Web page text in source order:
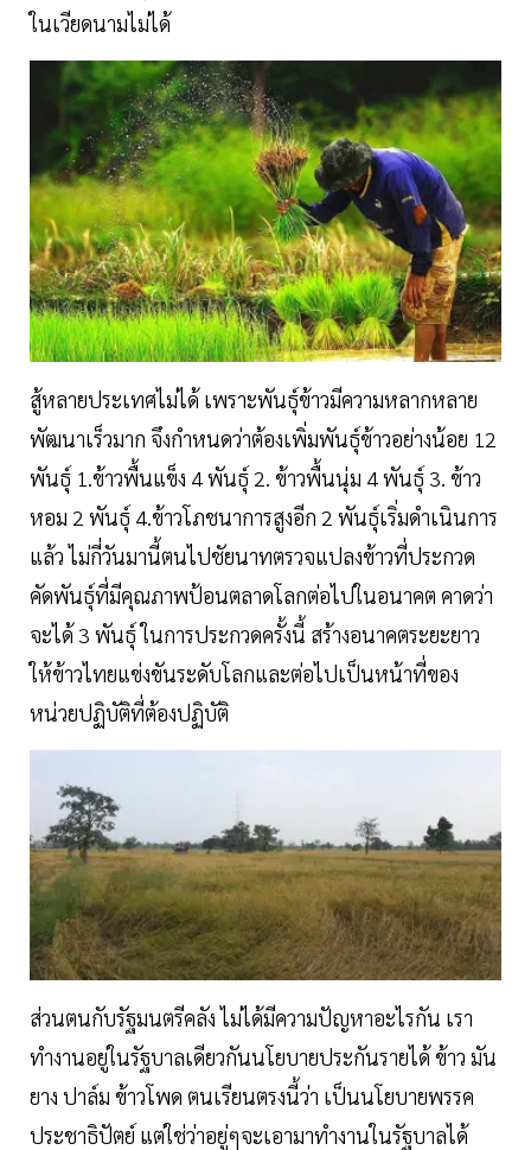
ในเวียดนามไม่ได้
สู้หลายประเทศไม่ได้ เพราะพันธุ์ข้าวมีความหลากหลาย
พัฒนาเร็วมาก จึงกำหนดว่าต้องเพิ่มพันธุ์ข้าวอย่างน้อย 12
พันธุ์ 1.ข้าวพื้นแข็ง 4 พันธุ์ 2. ข้าวพื้นนุ่ม 4 พันธุ์ 3. ข้าว
หอม 2 พันธุ์ 4.ข้าวโภชนาการสูงอีก 2 พันธุ์เริ่มดำเนินการ
แล้ว ไม่กี่วันมานี้ตนไปชัยนาทตรวจแปลงข้าวที่ประกวด
คัดพันธุ์ที่มีคุณภาพป้อนตลาดโลกต่อไปในอนาคต คาดว่า
จะได้ 3 พันธุ์ ในการประกวดครั้งนี้ สร้างอนาคตระยะยาว
ให้ข้าวไทยแข่งขันระดับโลกและต่อไปเป็นหน้าที่ของ
หน่วยปฏิบัติที่ต้องปฏิบัติ
ส่วนตนกับรัฐมนตรีคลัง ไม่ได้มีความปัญหาอะไรกัน เรา
ทำงานอยู่ในรัฐบาลเดียวกันนโยบายประกันรายได้ ข้าว มัน
ยาง ปาล์ม ข้าวโพด ตนเรียนตรงนี้ว่า เป็นนโยบายพรรค
ประชาธิปัตย์ แต่ใช่ว่าอยู่ๆจะเอามาทำงานในรัฐบาลได้